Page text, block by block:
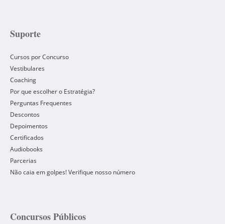
Suporte
Cursos por Concurso
Vestibulares
Coaching
Por que escolher o Estratégia?
Perguntas Frequentes
Descontos
Depoimentos
Certificados
Audiobooks
Parcerias
Não caia em golpes! Verifique nosso número
Concursos Públicos